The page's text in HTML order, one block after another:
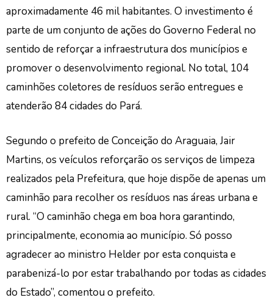
aproximadamente 46 mil habitantes. O investimento é
parte de um conjunto de ações do Governo Federal no
sentido de reforçar a infraestrutura dos municípios e
promover o desenvolvimento regional. No total, 104
caminhões coletores de resíduos serão entregues e
atenderão 84 cidades do Pará.
Segundo o prefeito de Conceição do Araguaia, Jair
Martins, os veículos reforçarão os serviços de limpeza
realizados pela Prefeitura, que hoje dispõe de apenas um
caminhão para recolher os resíduos nas áreas urbana e
rural. “O caminhão chega em boa hora garantindo,
principalmente, economia ao município. Só posso
agradecer ao ministro Helder por esta conquista e
parabenizá-lo por estar trabalhando por todas as cidades
do Estado”, comentou o prefeito.